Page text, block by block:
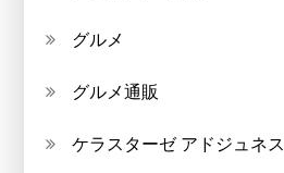
グルメ
グルメ通販
ケラスターゼ アドジュネス